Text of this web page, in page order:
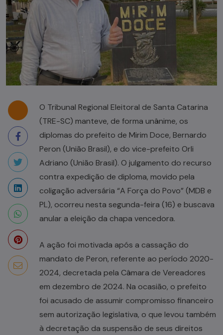
O Tribunal Regional Eleitoral de Santa Catarina
(TRE-SC) manteve, de forma unânime, os
diplomas do prefeito de Mirim Doce, Bernardo
Peron (União Brasil), e do vice-prefeito Orli
Adriano (União Brasil). O julgamento do recurso
contra expedição de diploma, movido pela
coligação adversária “A Força do Povo” (MDB e
PL), ocorreu nesta segunda-feira (16) e buscava
anular a eleição da chapa vencedora.
A ação foi motivada após a cassação do
mandato de Peron, referente ao período 2020-
2024, decretada pela Câmara de Vereadores
em dezembro de 2024. Na ocasião, o prefeito
foi acusado de assumir compromisso financeiro
sem autorização legislativa, o que levou também
à decretação da suspensão de seus direitos